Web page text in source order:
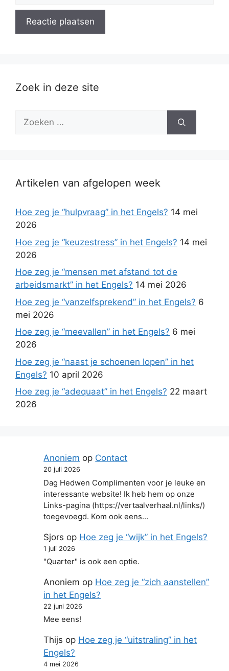
Zoek in deze site
Zoek
Artikelen van afgelopen week
Hoe zeg je “hulpvraag” in het Engels? 14 mei
2026
Hoe zeg je “keuzestress” in het Engels? 14 mei
2026
Hoe zeg je “mensen met afstand tot de
arbeidsmarkt” in het Engels? 14 mei 2026
Hoe zeg je “vanzelfsprekend” in het Engels? 6
mei 2026
Hoe zeg je “meevallen” in het Engels? 6 mei
2026
Hoe zeg je “naast je schoenen lopen” in het
Engels? 10 april 2026
Hoe zeg je “adequaat” in het Engels? 22 maart
2026
Anoniem op Contact
20 juli 2026
Dag Hedwen Complimenten voor je leuke en
interessante website! Ik heb hem op onze
Links-pagina (https://vertaalverhaal.nl/links/)
toegevoegd. Kom ook eens…
Sjors op Hoe zeg je “wijk” in het Engels?
1 juli 2026
"Quarter" is ook een optie.
Anoniem op Hoe zeg je “zich aanstellen”
in het Engels?
22 juni 2026
Mee eens!
Thijs op Hoe zeg je “uitstraling” in het
Engels?
4 mei 2026